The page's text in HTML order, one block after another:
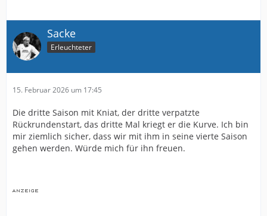
Sacke
Erleuchteter
15. Februar 2026 um 17:45
Die dritte Saison mit Kniat, der dritte verpatzte
Rückrundenstart, das dritte Mal kriegt er die Kurve. Ich bin
mir ziemlich sicher, dass wir mit ihm in seine vierte Saison
gehen werden. Würde mich für ihn freuen.